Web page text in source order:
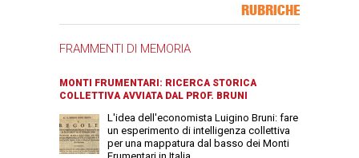
RUBRICHE
FRAMMENTI DI MEMORIA
MONTI FRUMENTARI: RICERCA STORICA
COLLETTIVA AVVIATA DAL PROF. BRUNI
L'idea dell'economista Luigino Bruni: fare
un esperimento di intelligenza collettiva
per una mappatura dal basso dei Monti